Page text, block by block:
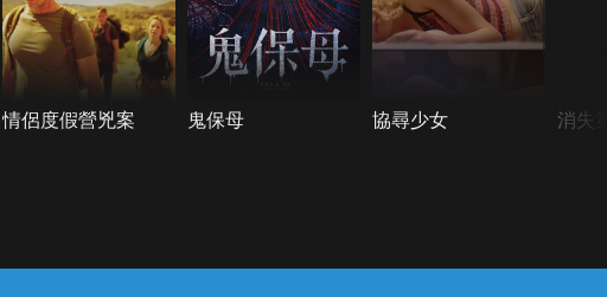
情侶度假營兇案 鬼保母 協尋少女 消失